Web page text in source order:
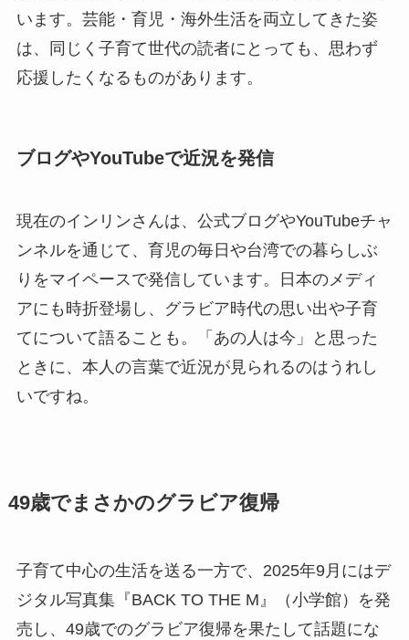
います。芸能・育児・海外生活を両立してきた姿
は、同じく子育て世代の読者にとっても、思わず
応援したくなるものがあります。
ブログやYouTubeで近況を発信
現在のインリンさんは、公式ブログやYouTubeチャ
ンネルを通じて、育児の毎日や台湾での暮らしぶ
りをマイペースで発信しています。日本のメディ
アにも時折登場し、グラビア時代の思い出や子育
てについて語ることも。「あの人は今」と思った
ときに、本人の言葉で近況が見られるのはうれし
いですね。
49歳でまさかのグラビア復帰
子育て中心の生活を送る一方で、2025年9月にはデ
ジタル写真集『BACK TO THE M』（小学館）を発
売し、49歳でのグラビア復帰を果たして話題にな